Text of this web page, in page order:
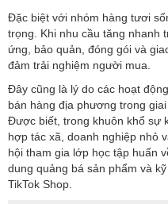
Đặc biệt với nhóm hàng tươi
trọng. Khi nhu cầu tăng nhanh
ứng, bảo quản, đóng gói và
đảm trải nghiệm người mua.
Đây cũng là lý do các hoạt
bán hàng địa phương trong
Được biết, trong khuôn khổ sự
hợp tác xã, doanh nghiệp nhỏ
hội tham gia lớp học tập huấn
dung quảng bá sản phẩm và
TikTok Shop.